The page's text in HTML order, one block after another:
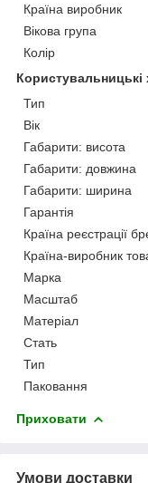
Країна виробник
Вікова група
Колір
Користувальницькі
Тип
Вік
Габарити: висота
Габарити: довжина
Габарити: ширина
Гарантія
Країна реєстрації
Країна-виробник
Марка
Масштаб
Матеріал
Стать
Тип
Паковання
Приховати
Умови доставки